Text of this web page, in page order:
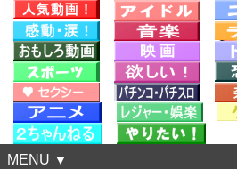
MENU ▼